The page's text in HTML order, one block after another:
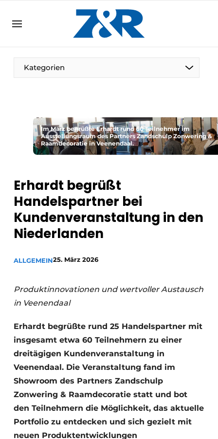
DE EN
DE
Kategorien
Im März begrüßte Erhardt rund 60 Teilnehmer im
Ausstellungsraum des Partners Zandschulp Zonwering &
Raamdecoratie in Veenendaal.
Erhardt begrüßt
Handelspartner bei
Kundenveranstaltung in den
Niederlanden
ALLGEMEIN25. März 2026
Produktinnovationen und wertvoller Austausch
in Veenendaal
Erhardt begrüßte rund 25 Handelspartner mit
insgesamt etwa 60 Teilnehmern zu einer
dreitägigen Kundenveranstaltung in
Veenendaal. Die Veranstaltung fand im
Showroom des Partners Zandschulp
Zonwering & Raamdecoratie statt und bot
den Teilnehmern die Möglichkeit, das aktuelle
Portfolio zu entdecken und sich gezielt mit
neuen Produktentwicklungen